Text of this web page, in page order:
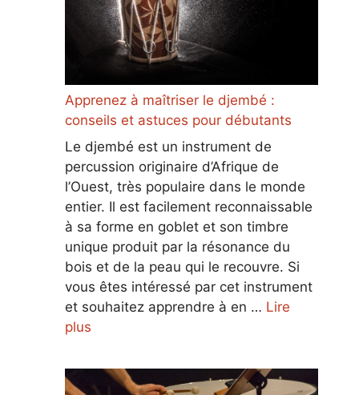
Apprenez à maîtriser le djembé :
conseils et astuces pour débutants
Le djembé est un instrument de
percussion originaire d’Afrique de
l’Ouest, très populaire dans le monde
entier. Il est facilement reconnaissable
à sa forme en goblet et son timbre
unique produit par la résonance du
bois et de la peau qui le recouvre. Si
vous êtes intéressé par cet instrument
et souhaitez apprendre à en … Lire
plus